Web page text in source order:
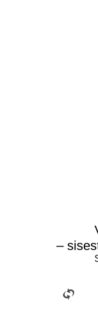
–